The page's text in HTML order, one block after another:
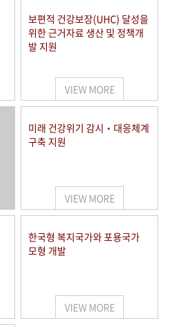
보편적 건강보장(UHC) 달성을
위한 근거자료 생산 및 정책개
발 지원
VIEW MORE
미래 건강위기 감시‧대응체계
구축 지원
VIEW MORE
한국형 복지국가와 포용국가
모형 개발
VIEW MORE